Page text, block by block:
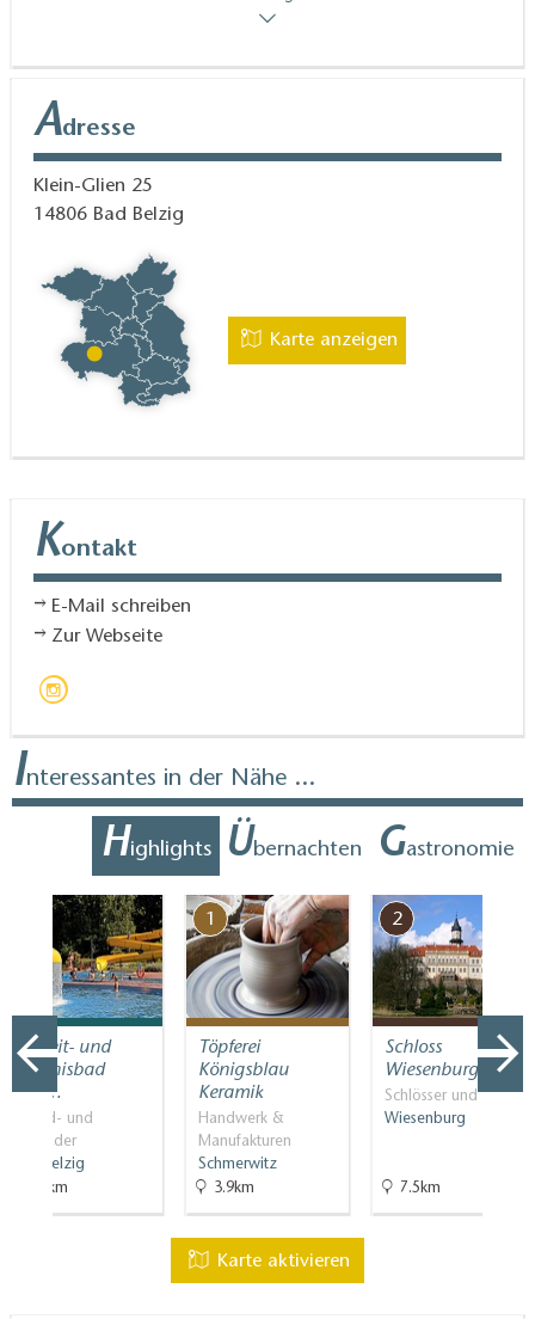
Wissen mit ihren Gästen teilen: Sie bieten Workshops
Brotbacken, Wildkräuter oder vegane Kochkurse an.
Regelmäßig gibt es außerdem Dinnerabende.
Adresse
Klein-Glien 25
14806 Bad Belzig
Karte anzeigen
Kontakt
E-Mail schreiben
Zur Webseite
Interessantes in der Nähe ...
Highlights Übernachten Gastronomie
Freizeit- und
Erlebnisbad
Bad…
Strand- und
Freibäder
Bad Belzig
8.3km
1
Töpferei
Königsblau
Keramik
Handwerk &
Manufakturen
Schmerwitz
3.9km
2
Schloss
Wiesenburg
Schlösser und Parks
Wiesenburg
7.5km
Karte aktivieren